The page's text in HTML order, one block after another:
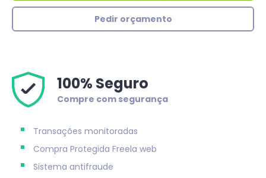
Pedir orçamento
100% Seguro
Compre com segurança
Transações monitoradas
Compra Protegida Freela web
Sistema antifraude